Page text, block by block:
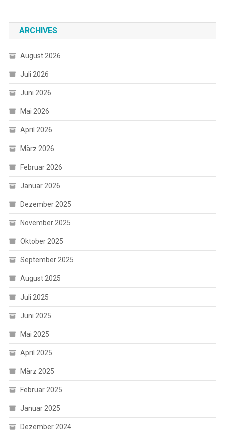
ARCHIVES
August 2026
Juli 2026
Juni 2026
Mai 2026
April 2026
März 2026
Februar 2026
Januar 2026
Dezember 2025
November 2025
Oktober 2025
September 2025
August 2025
Juli 2025
Juni 2025
Mai 2025
April 2025
März 2025
Februar 2025
Januar 2025
Dezember 2024